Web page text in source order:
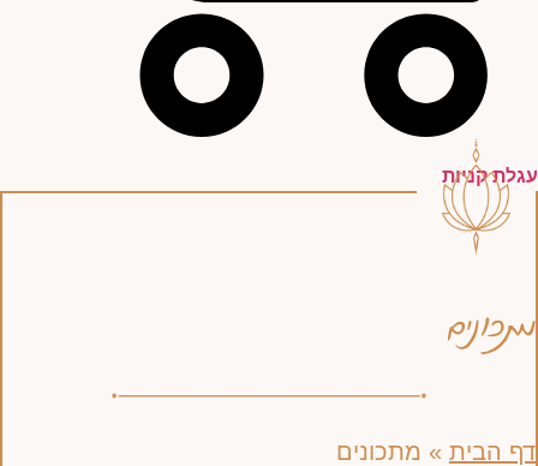
עגלת קניות
מתכונים
דף הבית » מתכונים